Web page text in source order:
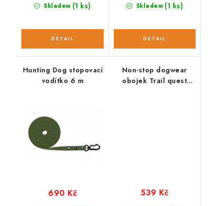
Skladem (1 ks) Skladem (1 ks)
Hunting Dog stopovací
vodítko 6 m
690 Kč
Non-stop dogwear
obojek Trail quest
539 Kč